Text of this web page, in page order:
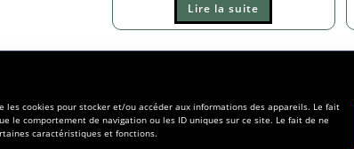
cookies pour stocker et/ou accéder aux informations des appareils. Le fait
le comportement de navigation ou les ID uniques sur ce site. Le fait de ne
caractéristiques et fonctions.
Lire la suite